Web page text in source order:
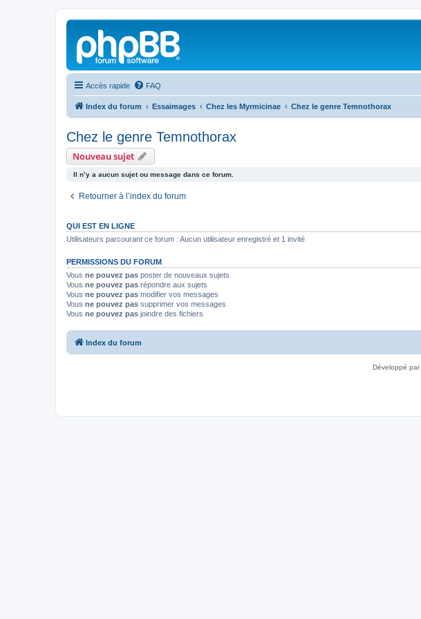
Accès rapide FAQ
Index du forum Essaimages Chez les Myrmicinae Chez le genre Temnothorax
Chez le genre Temnothorax
Nouveau sujet
Il n’y a aucun sujet ou message dans ce forum.
Retourner à l’index du forum
QUI EST EN LIGNE
Utilisateurs parcourant ce forum : Aucun utilisateur enregistré et 1 invité
PERMISSIONS DU FORUM
Vous ne pouvez pas poster de nouveaux sujets
Vous ne pouvez pas répondre aux sujets
Vous ne pouvez pas modifier vos messages
Vous ne pouvez pas supprimer vos messages
Vous ne pouvez pas joindre des fichiers
Index du forum
Développé par